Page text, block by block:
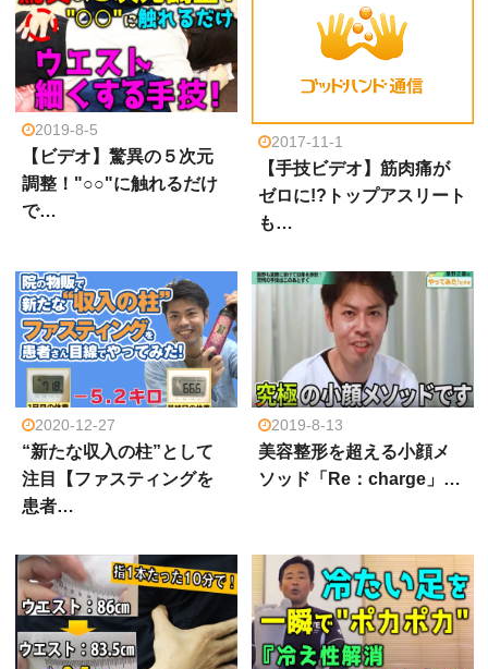
2019-8-5
【ビデオ】驚異の５次元
調整！"○○"に触れるだけ
で…
2017-11-1
【手技ビデオ】筋肉痛が
ゼロに!?トップアスリート
も…
2020-12-27
“新たな収入の柱”として
注目【ファスティングを
患者…
2019-8-13
美容整形を超える小顔メ
ソッド「Re：charge」…